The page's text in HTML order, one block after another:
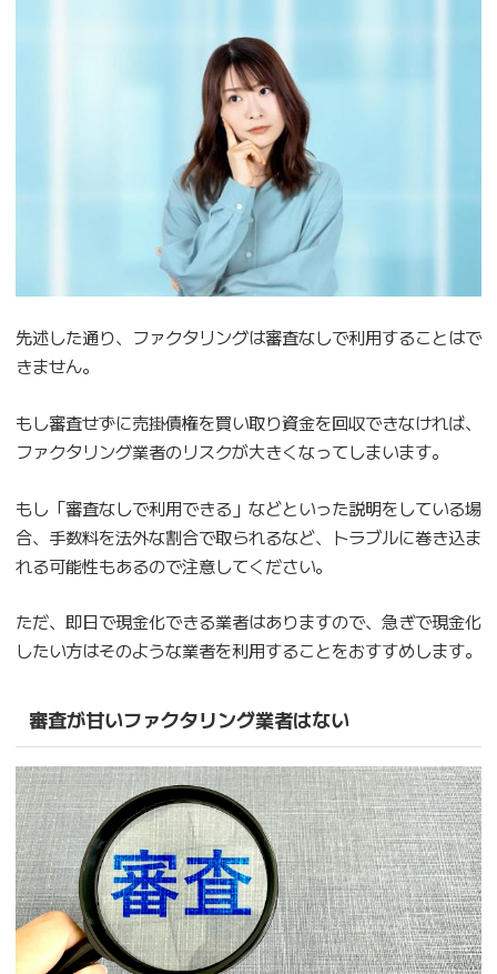
先述した通り、ファクタリングは審査なしで利用することはで
きません。
もし審査せずに売掛債権を買い取り資金を回収できなければ、
ファクタリング業者のリスクが大きくなってしまいます。
もし「審査なしで利用できる」などといった説明をしている場
合、手数料を法外な割合で取られるなど、トラブルに巻き込ま
れる可能性もあるので注意してください。
ただ、即日で現金化できる業者はありますので、急ぎで現金化
したい方はそのような業者を利用することをおすすめします。
審査が甘いファクタリング業者はない